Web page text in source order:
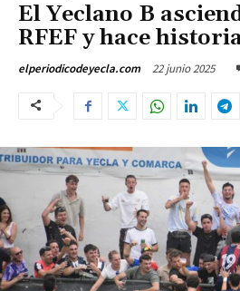
El Yeclano B
RFEF y hace
elperiodicodeyecla.com 22 junio 2025